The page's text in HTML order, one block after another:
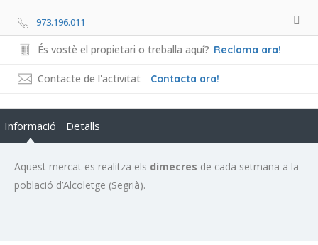
973.196.011
És vostè el propietari o treballa aquí? Reclama ara!
Contacte de l'activitat Contacta ara!
Informació Detalls
Aquest mercat es realitza els dimecres de cada setmana a la
població d’Alcoletge (Segrià).